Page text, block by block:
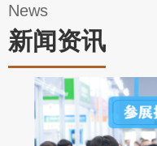
News
新闻资讯
坛、
会议
活动
国际涂
料工业
展同场
五、
宣传
精
准、